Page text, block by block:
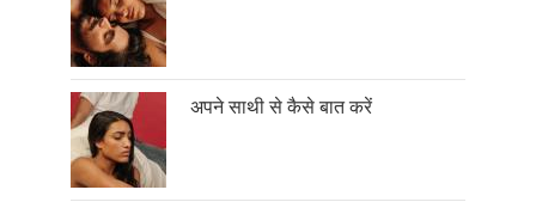
अपने साथी से कैसे बात करें